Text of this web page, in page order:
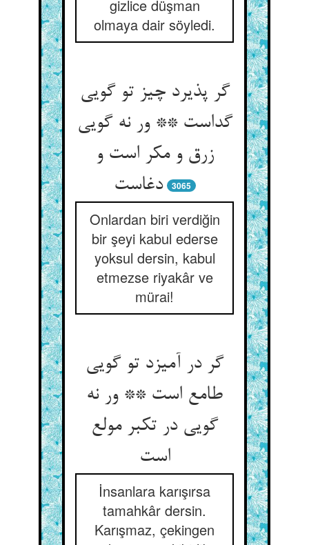
gizlice düşman
olmaya dair söyledi.
گر پذیرد چیز تو گویی
گداست ** ور نه گویی
زرق و مکر است و
دغاست‏
3065
Onlardan biri verdiğin
bir şeyi kabul ederse
yoksul dersin, kabul
etmezse riyakâr ve
mürai!
گر در آمیزد تو گویی
طامع است ** ور نه
گویی در تکبر مولع
است‏
İnsanlara karışırsa
tamahkâr dersin.
Karışmaz, çekingen